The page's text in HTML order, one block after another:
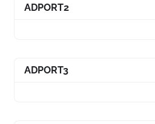
ADPORT2
ADPORT3